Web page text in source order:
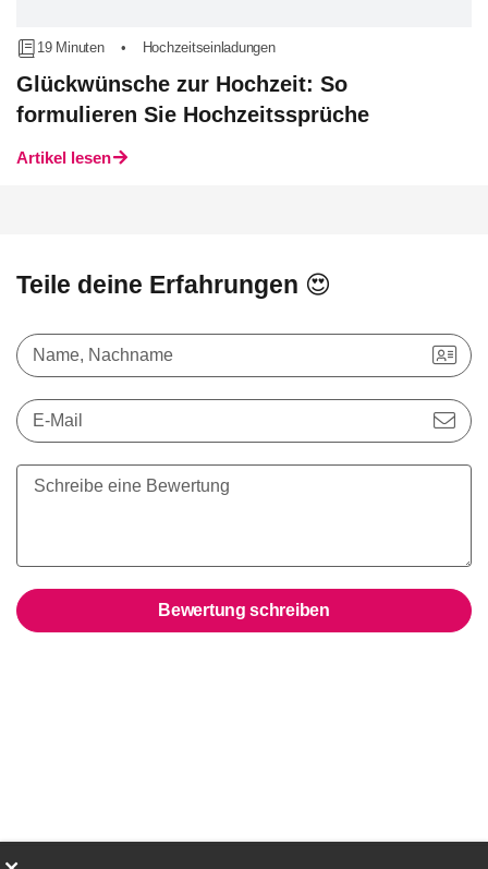
19 Minuten • Hochzeitseinladungen
Glückwünsche zur Hochzeit: So
formulieren Sie Hochzeitssprüche
Artikel lesen
Teile deine Erfahrungen 😍
Name, Nachname
E-Mail
Bewertung schreiben